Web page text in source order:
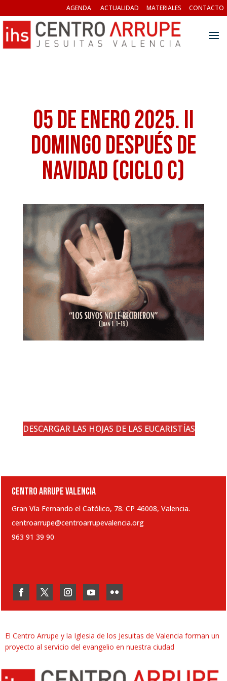
AGENDA ACTUALIDAD MATERIALES CONTACTO
05 de Enero 2025. II
Domingo después de
Navidad (Ciclo C)
DESCARGAR LAS HOJAS DE LAS EUCARISTÍAS
CENTRO ARRUPE VALENCIA
Gran Vía Fernando el Católico, 78. CP 46008, Valencia.
centroarrupe@centroarrupevalencia.org
963 91 39 90
El Centro Arrupe y la Iglesia de los Jesuitas de Valencia forman un
proyecto al servicio del evangelio en nuestra ciudad